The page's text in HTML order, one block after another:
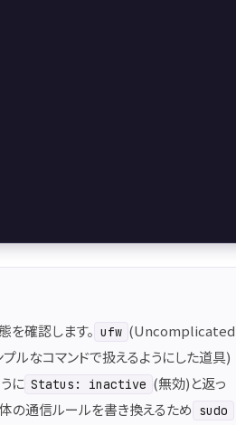
を確認します。 ufw (Uncomplicated
ルなコマンドで扱えるようにした道具)
に Status: inactive (無効)と返っ
の通信ルールを書き換えるため sudo